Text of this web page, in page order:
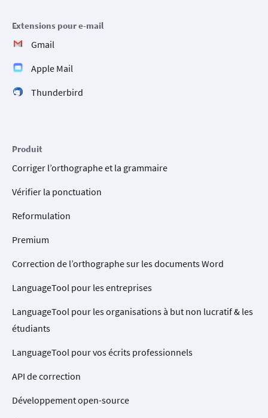
Extensions pour e-mail
Gmail
Apple Mail
Thunderbird
Produit
Corriger l’orthographe et la grammaire
Vérifier la ponctuation
Reformulation
Premium
Correction de l’orthographe sur les documents Word
LanguageTool pour les entreprises
LanguageTool pour les organisations à but non lucratif & les
étudiants
LanguageTool pour vos écrits professionnels
API de correction
Développement open-source